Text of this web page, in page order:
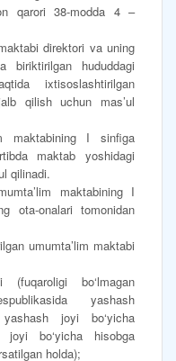
qarori 38-modda 4 –
direktori va uning
biriktirilgan hududdagi
ixtisoslashtirilgan
qilish uchun mas’ul
maktabining I sinfiga
maktab yoshidagi
qilinadi.
maktabining I
ota-onalari tomonidan
umumta’lim maktabi
(fuqaroligi bo‘lmagan
yashash
joyi bo‘yicha
joyi bo‘yicha hisobga
holda);